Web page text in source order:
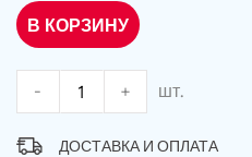
В КОРЗИНУ
- + шт.
ДОСТАВКА И ОПЛАТА